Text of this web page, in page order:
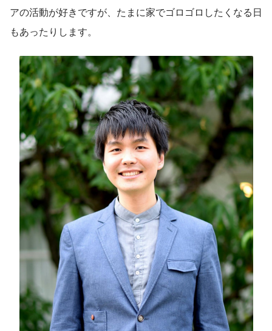
アの活動が好きですが、たまに家でゴロゴロしたくなる日
もあったりします。